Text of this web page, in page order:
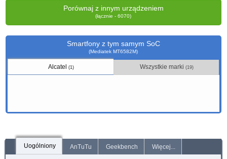
Porównaj z innym urządzeniem
(łącznie - 6070)
Smartfony z tym samym SoC
(Mediatek MT6582M)
Alcatel (1) Wszystkie marki (19)
Uogólniony AnTuTu Geekbench Więcej...